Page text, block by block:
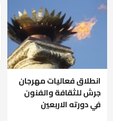
انطلاق فعاليات مهرجان
جرش للثقافة والفنون
في دورته الاربعين